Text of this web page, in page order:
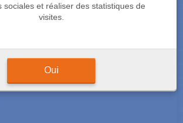
sociales et réaliser des statistiques de
visites.
Oui